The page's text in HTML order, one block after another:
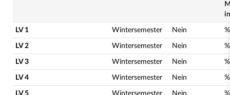
LV 1 Wintersemester Nein %
LV 2 Wintersemester Nein %
LV 3 Wintersemester Nein %
LV 4 Wintersemester Nein %
LV 5 Wintersemester Nein %